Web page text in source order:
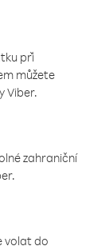
při
můžete
Viber.
zahraniční
volat do